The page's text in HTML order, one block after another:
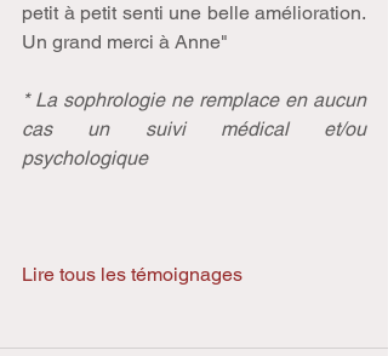
petit à petit senti une belle amélioration.
Un grand merci à Anne"
* La sophrologie ne remplace en aucun
cas un suivi médical et/ou
psychologique
Lire tous les témoignages